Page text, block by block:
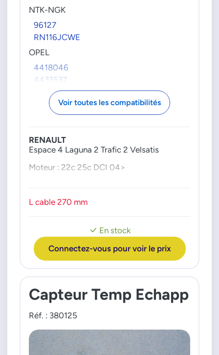
NTK-NGK
96127
RN116JCWE
OPEL
4418046
4433537
93192427
93198108
8200629250
Voir toutes les compatibilités
En stock
Connectez-vous pour voir le prix
RENAULT
Espace 4 Laguna 2 Trafic 2 Velsatis
Moteur : 22c 25c DCI 04>
L cable 270 mm
Capteur Temp Echapp
Réf. : 380125